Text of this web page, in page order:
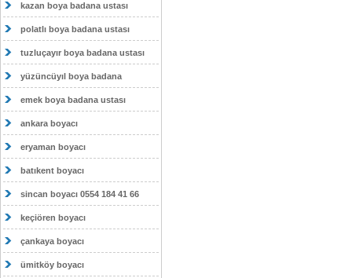
kazan boya badana ustası
polatlı boya badana ustası
tuzluçayır boya badana ustası
yüzüncüyıl boya badana
emek boya badana ustası
ankara boyacı
eryaman boyacı
batıkent boyacı
sincan boyacı 0554 184 41 66
keçiören boyacı
çankaya boyacı
ümitköy boyacı